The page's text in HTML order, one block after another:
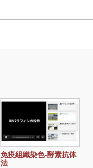
免疫組織染色-酵素抗体
法